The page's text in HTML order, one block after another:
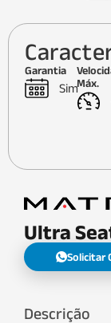
Garantia
SimMáx.
Ultra
Solicitar
Descrição